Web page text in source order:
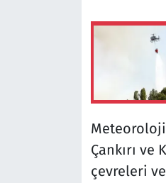
Meteoroloji
Çankırı
çevreleri